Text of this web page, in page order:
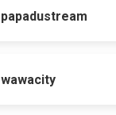
papadustream
wawacity